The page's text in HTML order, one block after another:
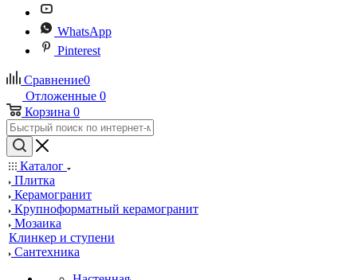
WhatsApp
Pinterest
Сравнение0
Отложенные 0
Корзина 0
Каталог
Плитка
Керамогранит
Крупноформатный керамогранит
Мозаика
Клинкер и ступени
Сантехника